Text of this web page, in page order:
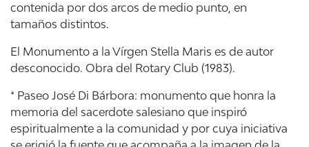
contenida por dos arcos de medio punto, en
tamaños distintos.
El Monumento a la Vírgen Stella Maris es de autor
desconocido. Obra del Rotary Club (1983).
* Paseo José Di Bárbora: monumento que honra la
memoria del sacerdote salesiano que inspiró
espiritualmente a la comunidad y por cuya iniciativa